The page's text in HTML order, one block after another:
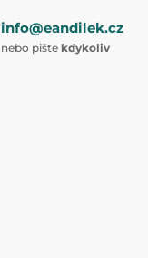
info@eandilek.cz
nebo pište kdykoliv